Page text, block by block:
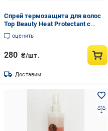
Спрей термозащита для волос
Top Beauty Heat Protectant с
маслом арганы 250 мл
оценить
280 ₴/шт.
Доставим